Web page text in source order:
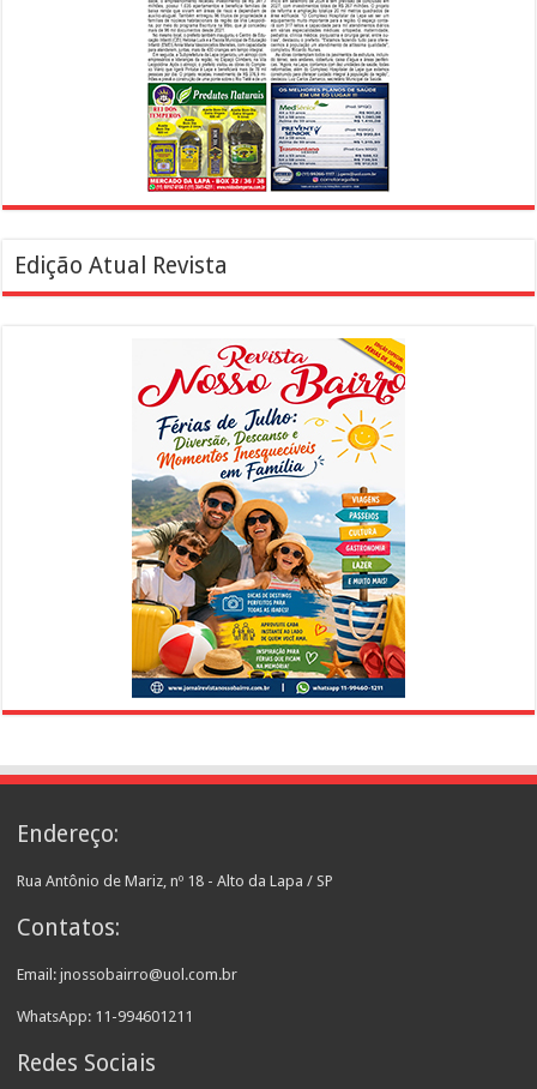
Edição Atual Revista
Endereço:
Rua Antônio de Mariz, nº 18 - Alto da Lapa / SP
Contatos:
Email: jnossobairro@uol.com.br
WhatsApp: 11-994601211
Redes Sociais